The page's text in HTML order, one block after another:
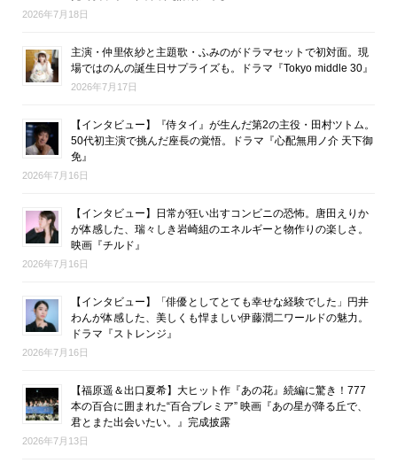
2026年7月18日
主演・仲里依紗と主題歌・ふみのがドラマセットで初対面。現
場ではのんの誕生日サプライズも。ドラマ『Tokyo middle 30』
2026年7月17日
【インタビュー】『侍タイ』が生んだ第2の主役・田村ツトム。
50代初主演で挑んだ座長の覚悟。ドラマ『心配無用ノ介 天下御
免』
2026年7月16日
【インタビュー】日常が狂い出すコンビニの恐怖。唐田えりか
が体感した、瑞々しき岩崎組のエネルギーと物作りの楽しさ。
映画『チルド』
2026年7月16日
【インタビュー】「俳優としてとても幸せな経験でした」円井
わんが体感した、美しくも悍ましい伊藤潤二ワールドの魅力。
ドラマ『ストレンジ』
2026年7月16日
【福原遥＆出口夏希】大ヒット作『あの花』続編に驚き！777
本の百合に囲まれた“百合プレミア” 映画『あの星が降る丘で、
君とまた出会いたい。』完成披露
2026年7月13日